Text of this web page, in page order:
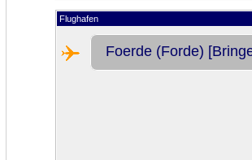
Flughafen
Foerde (Forde)